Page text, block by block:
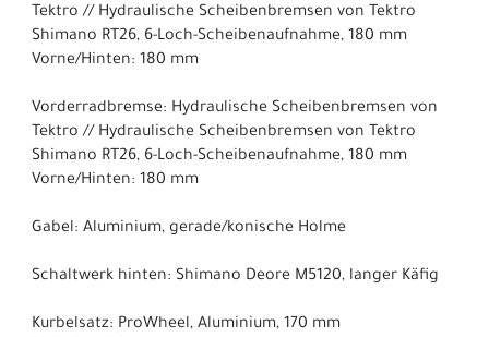
Tektro // Hydraulische Scheibenbremsen von Tektro
Shimano RT26, 6-Loch-Scheibenaufnahme, 180 mm
Vorne/Hinten: 180 mm
Vorderradbremse: Hydraulische Scheibenbremsen von
Tektro // Hydraulische Scheibenbremsen von Tektro
Shimano RT26, 6-Loch-Scheibenaufnahme, 180 mm
Vorne/Hinten: 180 mm
Gabel: Aluminium, gerade/konische Holme
Schaltwerk hinten: Shimano Deore M5120, langer Käfig
Kurbelsatz: ProWheel, Aluminium, 170 mm